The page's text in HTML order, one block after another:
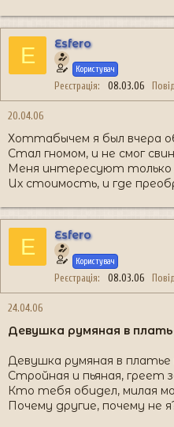
E Esfero
Користувач
Реєстрація 08.03.06
20.04.06
Хоттабычем я был вчера
Стал гномом, и не смог
Меня интересуют
Их стоимость, и где
E Esfero
Користувач
Реєстрація 08.03.06
24.04.06
Девушка румяная в
Девушка румяная в платье
Стройная и пьяная, греет
Кто тебя обидел, милая
Почему другие, почему не